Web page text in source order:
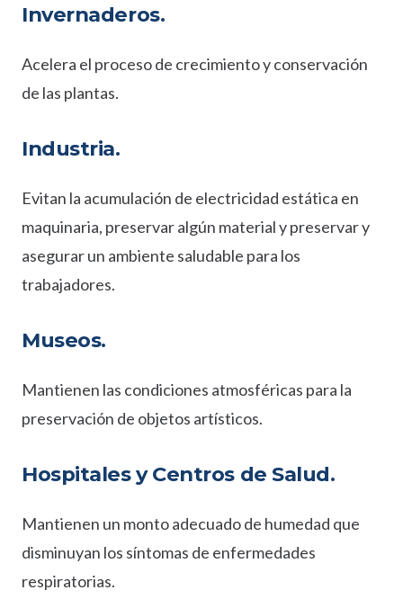
Invernaderos.
Acelera el proceso de crecimiento y conservación
de las plantas.
Industria.
Evitan la acumulación de electricidad estática en
maquinaria, preservar algún material y preservar y
asegurar un ambiente saludable para los
trabajadores.
Museos.
Mantienen las condiciones atmosféricas para la
preservación de objetos artísticos.
Hospitales y Centros de Salud.
Mantienen un monto adecuado de humedad que
disminuyan los síntomas de enfermedades
respiratorias.